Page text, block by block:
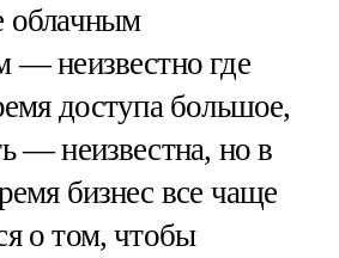
облачным
— неизвестно где
доступа большое,
— неизвестна, но в
бизнес все чаще
о том, чтобы